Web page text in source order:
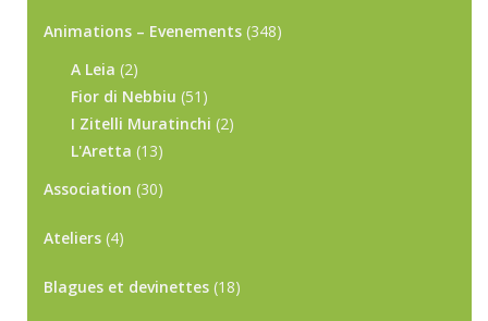
Animations – Evenements (348)
A Leia (2)
Fior di Nebbiu (51)
I Zitelli Muratinchi (2)
L'Aretta (13)
Association (30)
Ateliers (4)
Blagues et devinettes (18)